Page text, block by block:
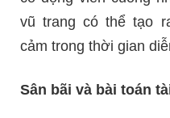
vũ trang có thể tạo
cảm trong thời gian
Sân bãi và bài toán